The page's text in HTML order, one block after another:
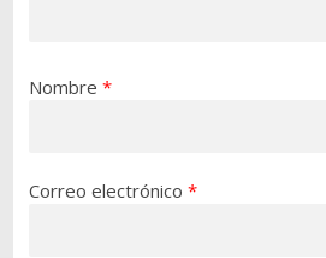
Nombre *
Correo electrónico *